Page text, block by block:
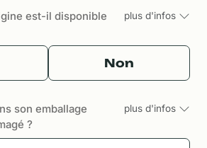
est-il disponible
plus d'infos
Non
son emballage
?
plus d'infos